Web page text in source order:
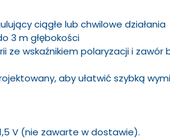
ciągłe lub chwilowe działania
3 m głębokości
ze wskaźnikiem polaryzacji i
aby ułatwić szybką
V (nie zawarte w dostawie).